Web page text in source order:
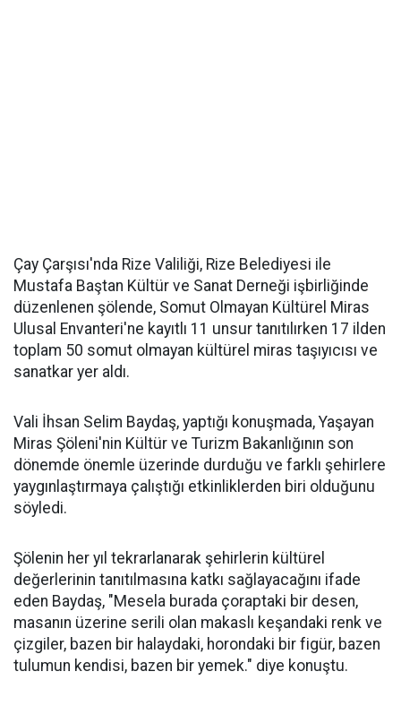
Çay Çarşısı'nda Rize Valiliği, Rize Belediyesi ile
Mustafa Baştan Kültür ve Sanat Derneği işbirliğinde
düzenlenen şölende, Somut Olmayan Kültürel Miras
Ulusal Envanteri'ne kayıtlı 11 unsur tanıtılırken 17 ilden
toplam 50 somut olmayan kültürel miras taşıyıcısı ve
sanatkar yer aldı.
Vali İhsan Selim Baydaş, yaptığı konuşmada, Yaşayan
Miras Şöleni'nin Kültür ve Turizm Bakanlığının son
dönemde önemle üzerinde durduğu ve farklı şehirlere
yaygınlaştırmaya çalıştığı etkinliklerden biri olduğunu
söyledi.
Şölenin her yıl tekrarlanarak şehirlerin kültürel
değerlerinin tanıtılmasına katkı sağlayacağını ifade
eden Baydaş, "Mesela burada çoraptaki bir desen,
masanın üzerine serili olan makaslı keşandaki renk ve
çizgiler, bazen bir halaydaki, horondaki bir figür, bazen
tulumun kendisi, bazen bir yemek." diye konuştu.